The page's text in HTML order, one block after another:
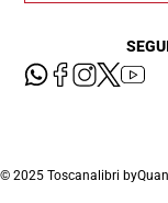
© 2025 Toscanalibri by